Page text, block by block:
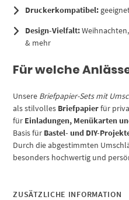
Druckerkompatibel:
Design-Vielfalt:
& mehr
Für welche
Unsere Briefpapier-Sets mit
als stilvolles Briefpapierfür
für Einladungen, Menükarten
Basis für Bastel- und DIY-
Durch die abgestimmten
besonders hochwertig und
ZUSÄTZLICHE INFORMATION